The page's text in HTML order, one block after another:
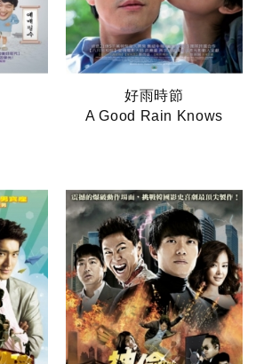
好雨時節
A Good Rain Knows